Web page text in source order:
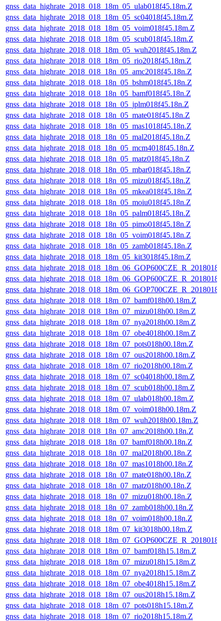
gnss_data_highrate_2018_018_18m_05_ulab018f45.18m.Z
gnss_data_highrate_2018_018_18m_05_sc04018f45.18m.Z
gnss_data_highrate_2018_018_18m_05_voim018f45.18m.Z
gnss_data_highrate_2018_018_18m_05_scub018f45.18m.Z
gnss_data_highrate_2018_018_18m_05_wuh2018f45.18m.Z
gnss_data_highrate_2018_018_18m_05_rio2018f45.18m.Z
gnss_data_highrate_2018_018_18n_05_amc2018f45.18n.Z
gnss_data_highrate_2018_018_18n_05_bshm018f45.18n.Z
gnss_data_highrate_2018_018_18n_05_bamf018f45.18n.Z
gnss_data_highrate_2018_018_18n_05_jplm018f45.18n.Z
gnss_data_highrate_2018_018_18n_05_mate018f45.18n.Z
gnss_data_highrate_2018_018_18n_05_mas1018f45.18n.Z
gnss_data_highrate_2018_018_18n_05_mal2018f45.18n.Z
gnss_data_highrate_2018_018_18n_05_mcm4018f45.18n.Z
gnss_data_highrate_2018_018_18n_05_matz018f45.18n.Z
gnss_data_highrate_2018_018_18n_05_mbar018f45.18n.Z
gnss_data_highrate_2018_018_18n_05_mizu018f45.18n.Z
gnss_data_highrate_2018_018_18n_05_mkea018f45.18n.Z
gnss_data_highrate_2018_018_18n_05_moiu018f45.18n.Z
gnss_data_highrate_2018_018_18n_05_palm018f45.18n.Z
gnss_data_highrate_2018_018_18n_05_pimo018f45.18n.Z
gnss_data_highrate_2018_018_18n_05_voim018f45.18n.Z
gnss_data_highrate_2018_018_18n_05_zamb018f45.18n.Z
gnss_data_highrate_2018_018_18m_05_kit3018f45.18m.Z
gnss_data_highrate_2018_018_18m_07_bamf018h00.18m.Z
gnss_data_highrate_2018_018_18m_07_mizu018h00.18m.Z
gnss_data_highrate_2018_018_18m_07_nya2018h00.18m.Z
gnss_data_highrate_2018_018_18m_07_obe4018h00.18m.Z
gnss_data_highrate_2018_018_18m_07_pots018h00.18m.Z
gnss_data_highrate_2018_018_18m_07_ous2018h00.18m.Z
gnss_data_highrate_2018_018_18m_07_rio2018h00.18m.Z
gnss_data_highrate_2018_018_18m_07_sc04018h00.18m.Z
gnss_data_highrate_2018_018_18m_07_scub018h00.18m.Z
gnss_data_highrate_2018_018_18m_07_ulab018h00.18m.Z
gnss_data_highrate_2018_018_18m_07_voim018h00.18m.Z
gnss_data_highrate_2018_018_18m_07_wuh2018h00.18m.Z
gnss_data_highrate_2018_018_18n_07_amc2018h00.18n.Z
gnss_data_highrate_2018_018_18n_07_bamf018h00.18n.Z
gnss_data_highrate_2018_018_18n_07_mal2018h00.18n.Z
gnss_data_highrate_2018_018_18n_07_mas1018h00.18n.Z
gnss_data_highrate_2018_018_18n_07_mate018h00.18n.Z
gnss_data_highrate_2018_018_18n_07_matz018h00.18n.Z
gnss_data_highrate_2018_018_18n_07_mizu018h00.18n.Z
gnss_data_highrate_2018_018_18n_07_zamb018h00.18n.Z
gnss_data_highrate_2018_018_18n_07_voim018h00.18n.Z
gnss_data_highrate_2018_018_18m_07_kit3018h00.18m.Z
gnss_data_highrate_2018_018_18m_07_bamf018h15.18m.Z
gnss_data_highrate_2018_018_18m_07_mizu018h15.18m.Z
gnss_data_highrate_2018_018_18m_07_nya2018h15.18m.Z
gnss_data_highrate_2018_018_18m_07_obe4018h15.18m.Z
gnss_data_highrate_2018_018_18m_07_ous2018h15.18m.Z
gnss_data_highrate_2018_018_18m_07_pots018h15.18m.Z
gnss_data_highrate_2018_018_18m_07_rio2018h15.18m.Z